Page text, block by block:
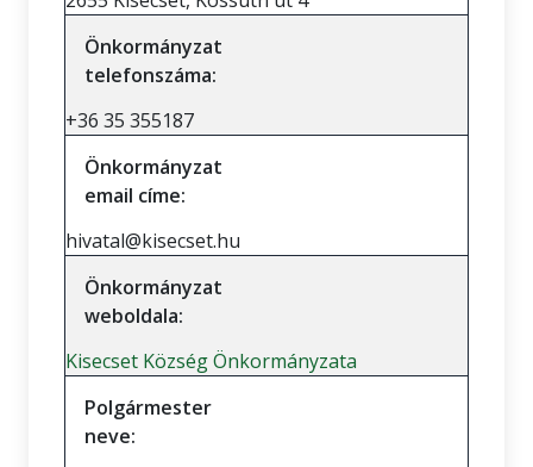
Önkormányzat
telefonszáma:
+36 35 355187
Önkormányzat
email címe:
hivatal@kisecset.hu
Önkormányzat
weboldala:
Kisecset Község Önkormányzata
Polgármester
neve: